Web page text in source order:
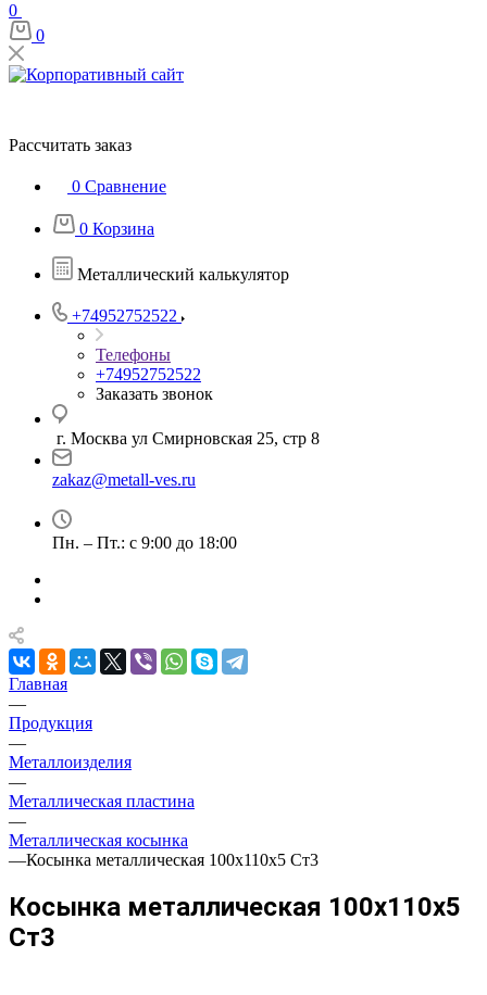
0
0
Рассчитать заказ
0 Сравнение
0 Корзина
Металлический калькулятор
+74952752522
Телефоны
+74952752522
Заказать звонок
г. Москва ул Смирновская 25, стр 8
zakaz@metall-ves.ru
Пн. – Пт.: с 9:00 до 18:00
Главная
—
Продукция
—
Металлоизделия
—
Металлическая пластина
—
Металлическая косынка
—Косынка металлическая 100х110х5 Ст3
Косынка металлическая 100х110х5
Ст3